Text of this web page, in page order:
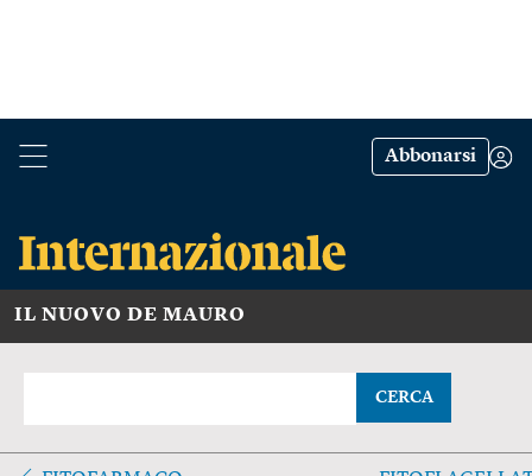
Abbonarsi
IL NUOVO DE MAURO
CERCA